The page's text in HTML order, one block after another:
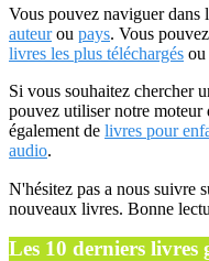
Vous pouvez naviguer dans
auteurou pays. Vous
livres les plus téléchargés ou
Si vous souhaitez chercher
pouvez utiliser notre moteur
également de livres pour
audio.
N'hésitez pas a nous suivre
nouveaux livres. Bonne
Les 10 derniers livres